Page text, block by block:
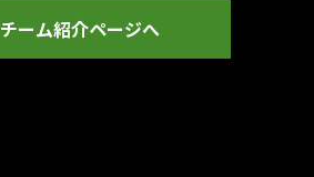
チーム紹介ページへ